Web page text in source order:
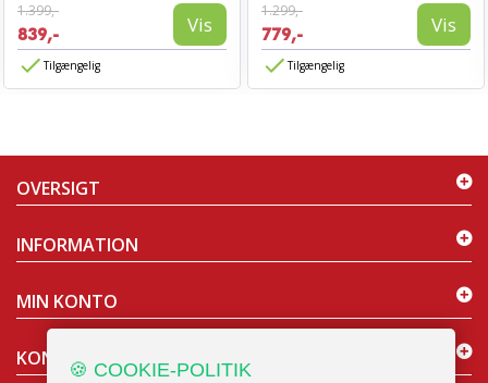
1.399,-
839,- Vis
Tilgængelig
1.299,-
779,- Vis
Tilgængelig
OVERSIGT
INFORMATION
MIN KONTO
KONTAKT OS
🍪 COOKIE-POLITIK